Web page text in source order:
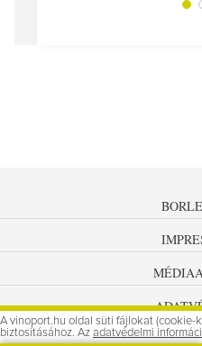
A vinoport.hu oldal süti fájlokat (cookie-
biztosításához. Az adatvédelmi